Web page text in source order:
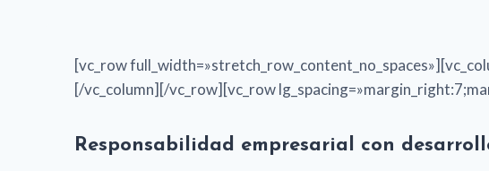
[vc_row
[/vc_column][/vc_row][vc_row
Responsabilidad empresarial con